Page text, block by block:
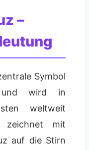
–
Symbol
und wird in
weltweit
zeichnet mit
auf die Stirn